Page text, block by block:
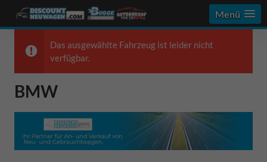
Menü
Das ausgewählte Fahrzeug ist leider nicht
verfügbar.
BMW